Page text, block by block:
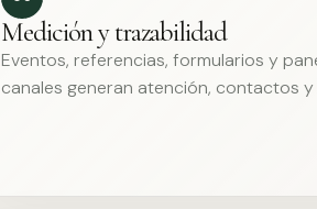
Medición y trazabilidad
Eventos, referencias, formularios y
canales generan atención, contactos